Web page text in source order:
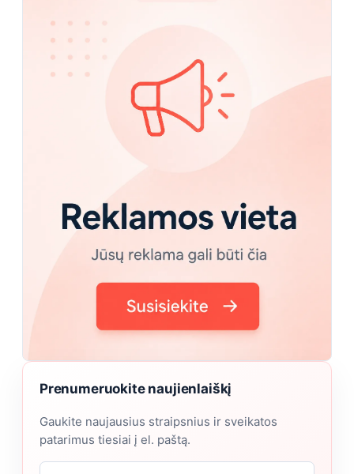
Prenumeruokite naujienlaiškį
Gaukite naujausius straipsnius ir sveikatos
patarimus tiesiai į el. paštą.